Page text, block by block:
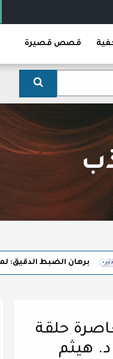
قصص قصيرة
الضبط الدقيق: لماذا تدل
حلقة
د. هيثم